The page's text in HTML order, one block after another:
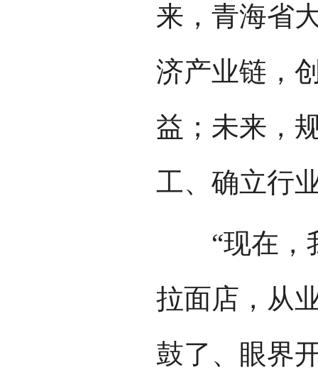
来，青海省
济产业链，
益；未来，
工、确立行
“现在，我
拉面店，从
鼓了、眼界